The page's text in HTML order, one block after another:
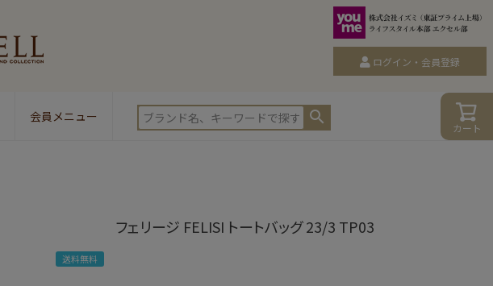
ログイン・会員登録
会員メニュー
フェリージ FELISI トートバッグ 23/3 TP03
送料無料
カート